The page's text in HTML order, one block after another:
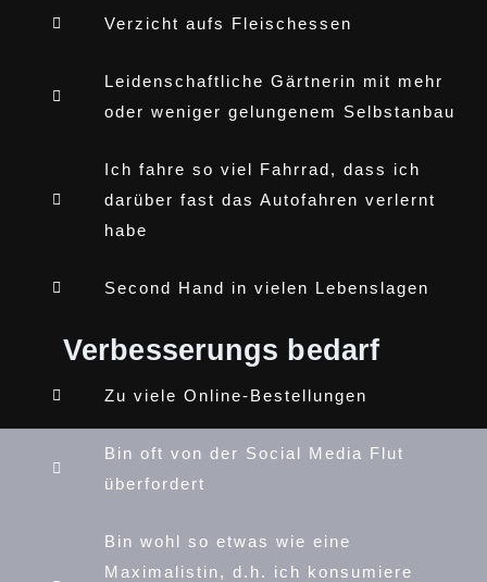
Verzicht aufs Fleischessen
Leidenschaftliche Gärtnerin mit mehr
oder weniger gelungenem Selbstanbau
Ich fahre so viel Fahrrad, dass ich
darüber fast das Autofahren verlernt
habe
Second Hand in vielen Lebenslagen
Verbesserungs bedarf
Zu viele Online-Bestellungen
Bin oft von der Social Media Flut
überfordert
Bin wohl so etwas wie eine
Maximalistin, d.h. ich konsumiere